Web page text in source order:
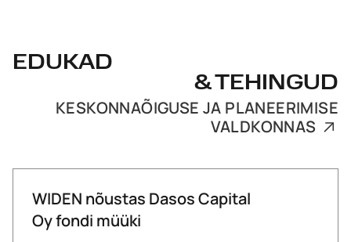
EDUKAD
& TEHINGUD
KESKONNAÕIGUSE JA PLANEERIMISE
VALDKONNAS
WIDEN nõustas Dasos Capital
Oy fondi müüki